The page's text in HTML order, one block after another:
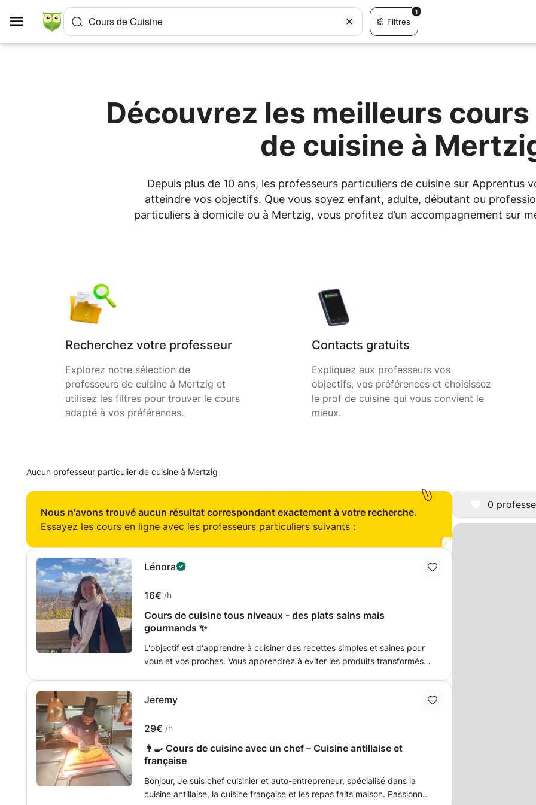
Cours de Cuisine Filtres
1
Découvrez les meilleurs
de cuisine à
Depuis plus de 10 ans, les professeurs particuliers de cuisine sur Apprentus
atteindre vos objectifs. Que vous soyez enfant, adulte, débutant ou
particuliers à domicile ou à Mertzig, vous profitez d’un accompagnement sur
Recherchez votre professeur
Explorez notre sélection de
professeurs de cuisine à Mertzig et
utilisez les filtres pour trouver le cours
adapté à vos préférences.
Contacts gratuits
Expliquez aux professeurs vos
objectifs, vos préférences et choisissez
le prof de cuisine qui vous convient le
mieux.
0
Aucun professeur particulier de cuisine à Mertzig
Nous n'avons trouvé aucun résultat correspondant exactement à votre recherche.
Essayez les cours en ligne avec les professeurs particuliers suivants :
Lénora
16€ /h
Cours de cuisine tous niveaux - des plats sains mais
gourmands ✨️
L'objectif est d'apprendre à cuisiner des recettes simples et saines pour
vous et vos proches. Vous apprendrez à éviter les produits transformés,
l'habitude de transformer les légumes en plats gourmands qui plaisent
recettes sucrées ou salées. Si vous êtes débutant ou que vous ne
m'adapte à vous !
Jeremy
29€ /h
👨‍🍳 Cours de cuisine avec un chef – Cuisine antillaise et
française
Bonjour, Je suis chef cuisinier et auto-entrepreneur, spécialisé dans la
cuisine antillaise, la cuisine française et les repas faits maison. Passionné